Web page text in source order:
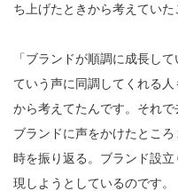
ち上げたときから考えていた
「ブランドが順調に成長し
ていう声に同調してくれる
から考えてたんです。それ
ブランドに声をかけたとこ
時を振り返る。ブランド設
現しようとしているのです。